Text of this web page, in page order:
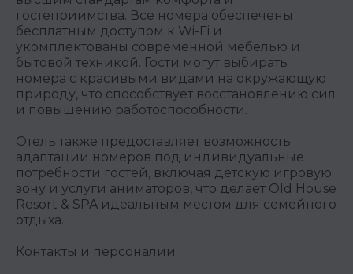
гостеприимства. Все номера обеспечены
бесплатным доступом к Wi-Fi и
укомплектованы современной мебелью и
бытовой техникой. Гости могут выбирать
номера с красивыми видами на окружающую
природу, что способствует восстановлению сил
и повышению работоспособности.
Отель также предоставляет возможность
адаптации номеров под индивидуальные
потребности гостей, включая детскую игровую
зону и услуги аниматоров, что делает Old House
Resort & SPA идеальным местом для семейного
отдыха.
Контакты и персоналии